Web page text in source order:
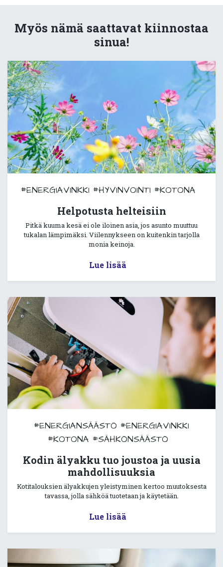
Myös nämä saattavat kiinnostaa
sinua!
#ENERGIAVINKKI #HYVINVOINTI #KOTONA
Helpotusta helteisiin
Pitkä kuuma kesä ei ole iloinen asia, jos asunto muuttuu
tukalan lämpimäksi. Viilennykseen on kuitenkin tarjolla
monia keinoja.
Lue lisää
#ENERGIANSÄÄSTÖ #ENERGIAVINKKI
#KOTONA #SÄHKÖNSÄÄSTÖ
Kodin älyakku tuo joustoa ja uusia
mahdollisuuksia
Kotitalouksien älyakkujen yleistyminen kertoo muutoksesta
tavassa, jolla sähköä tuotetaan ja käytetään.
Lue lisää